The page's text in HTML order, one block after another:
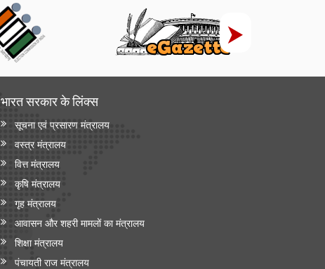
भारत सरकार के लिंक्‍स
सूचना एवं प्रसारण मंत्रालय
वस्त्र मंत्रालय
वित्त मंत्रालय
कृषि मंत्रालय
गृह मंत्रालय
आवासन और शहरी मामलों का मंत्रालय
शिक्षा मंत्रालय
पंचायती राज मंत्रालय